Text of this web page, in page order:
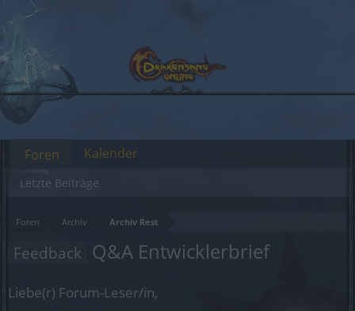
Foren Archiv Archiv Rest
Feedback Q&A Entwicklerbrief
Liebe(r) Forum-Leser/in,
Foren
Letzte Beiträge
Kalender